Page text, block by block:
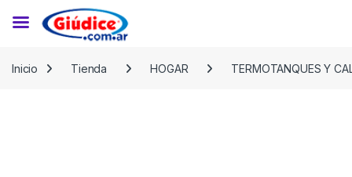
Inicio
Tienda HOGAR TERMOTANQUES Y